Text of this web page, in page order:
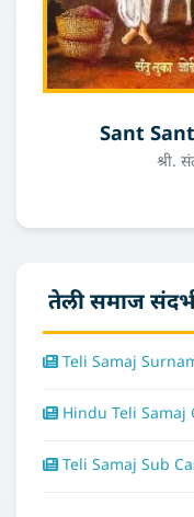
Sant
श्री.
तेली समाज
Teli Samaj
Hindu Teli Samaj
Teli Samaj Sub